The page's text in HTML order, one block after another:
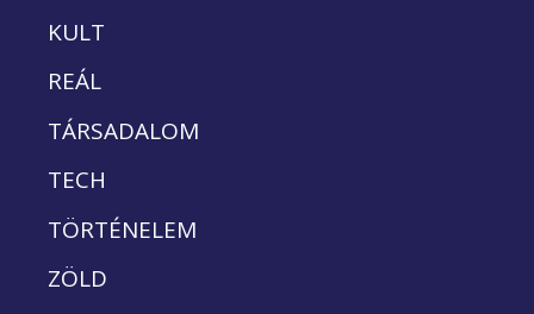
KULT
REÁL
TÁRSADALOM
TECH
TÖRTÉNELEM
ZÖLD